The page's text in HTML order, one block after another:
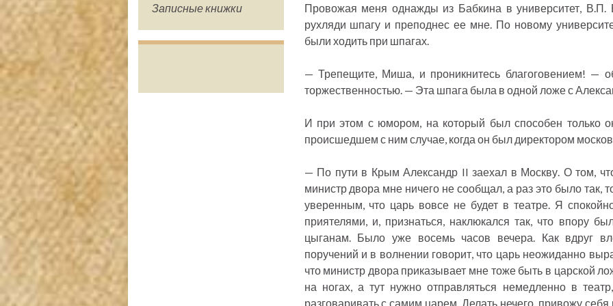
Записные книжки
Провожая меня однажды из Бабкина в университет, В.П.
рухляди шпагу и преподнес ее мне. По новому
были ходить при шпагах.
— Трепещите, Миша, и проникнитесь благоговением! —
торжественностью. — Эта шпага была в одной ложе с
И при этом с юмором, на который был способен только
происшедшем с ним случае, когда он был директором
— По пути в Крым Александр II заехал в Москву. О том,
министр двора мне ничего не сообщал, а раз это было так,
уверенным, что царь вовсе не будет в театре. Я
приятелями, и, признаться, наклюкался так, что впору
цыганам. Было уже восемь часов вечера. Как вдруг
поручений и в волнении говорит, что царь неожиданно
что министр двора приказывает мне тоже быть в царской
на ногах, а тут нужно отправляться немедленно в
разговаривать с самим царем. Делать нечего, привожу